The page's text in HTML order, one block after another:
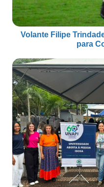
Volante Filipe
para